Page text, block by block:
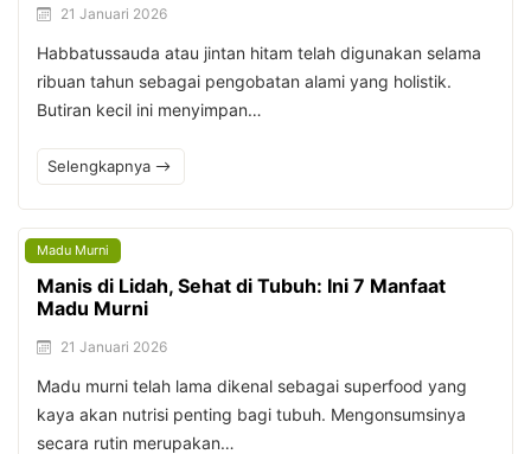
21 Januari 2026
Habbatussauda atau jintan hitam telah digunakan selama
ribuan tahun sebagai pengobatan alami yang holistik.
Butiran kecil ini menyimpan…
Selengkapnya
Madu Murni
Manis di Lidah, Sehat di Tubuh: Ini 7 Manfaat
Madu Murni
21 Januari 2026
Madu murni telah lama dikenal sebagai superfood yang
kaya akan nutrisi penting bagi tubuh. Mengonsumsinya
secara rutin merupakan…